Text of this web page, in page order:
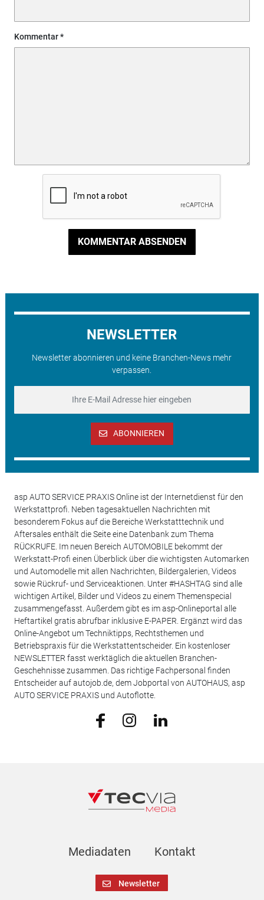
Kommentar
KOMMENTAR ABSENDEN
NEWSLETTER
Newsletter abonnieren und keine Branchen-News mehr
verpassen.
ABONNIEREN
asp AUTO SERVICE PRAXIS Online ist der Internetdienst für den
Werkstattprofi. Neben tagesaktuellen Nachrichten mit
besonderem Fokus auf die Bereiche Werkstatttechnik und
Aftersales enthält die Seite eine Datenbank zum Thema
RÜCKRUFE. Im neuen Bereich AUTOMOBILE bekommt der
Werkstatt-Profi einen Überblick über die wichtigsten Automarken
und Automodelle mit allen Nachrichten, Bildergalerien, Videos
sowie Rückruf- und Serviceaktionen. Unter #HASHTAG sind alle
wichtigen Artikel, Bilder und Videos zu einem Themenspecial
zusammengefasst. Außerdem gibt es im asp-Onlineportal alle
Heftartikel gratis abrufbar inklusive E-PAPER. Ergänzt wird das
Online-Angebot um Techniktipps, Rechtsthemen und
Betriebspraxis für die Werkstattentscheider. Ein kostenloser
NEWSLETTER fasst werktäglich die aktuellen Branchen-
Geschehnisse zusammen. Das richtige Fachpersonal finden
Entscheider auf autojob.de, dem Jobportal von AUTOHAUS, asp
AUTO SERVICE PRAXIS und Autoflotte.
Mediadaten Kontakt
Newsletter